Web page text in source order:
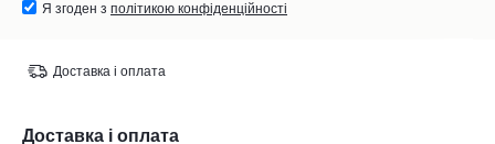
Я згоден з політикою конфіденційності
Доставка і оплата
Доставка і оплата